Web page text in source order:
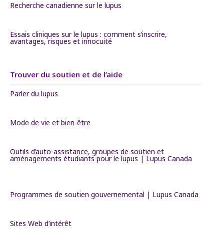
Recherche canadienne sur le lupus
Essais cliniques sur le lupus : comment s’inscrire,
avantages, risques et innocuité
Trouver du soutien et de l’aide
Parler du lupus
Mode de vie et bien-être
Outils d’auto-assistance, groupes de soutien et
aménagements étudiants pour le lupus | Lupus Canada
Programmes de soutien gouvernemental | Lupus Canada
Sites Web d’intérêt